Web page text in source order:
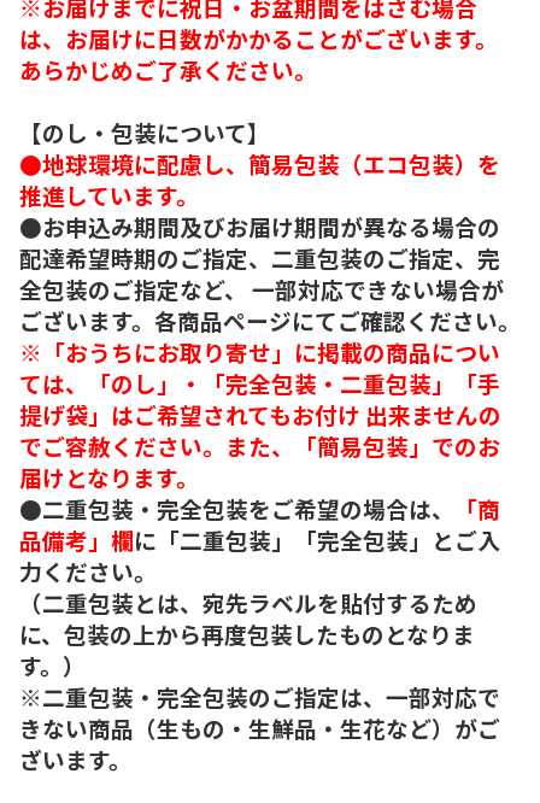
※お届けまでに祝日・お盆期間をはさむ場合
は、お届けに日数がかかることがございます。
あらかじめご了承ください。
【のし・包装について】
●地球環境に配慮し、簡易包装（エコ包装）を
推進しています。
●お申込み期間及びお届け期間が異なる場合の
配達希望時期のご指定、二重包装のご指定、完
全包装のご指定など、 一部対応できない場合が
ございます。各商品ページにてご確認ください。
※「おうちにお取り寄せ」に掲載の商品につい
ては、「のし」・「完全包装・二重包装」「手
提げ袋」はご希望されてもお付け 出来ませんの
でご容赦ください。また、「簡易包装」でのお
届けとなります。
●二重包装・完全包装をご希望の場合は、
「商
品備考」欄に「二重包装」「完全包装」とご入
力ください。
（二重包装とは、宛先ラベルを貼付するため
に、包装の上から再度包装したものとなりま
す。）
※二重包装・完全包装のご指定は、一部対応で
きない商品（生もの・生鮮品・生花など）がご
ざいます。